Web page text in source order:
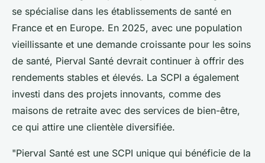
se spécialise dans les établissements de santé en
France et en Europe. En 2025, avec une population
vieillissante et une demande croissante pour les soins
de santé, Pierval Santé devrait continuer à offrir des
rendements stables et élevés. La SCPI a également
investi dans des projets innovants, comme des
maisons de retraite avec des services de bien-être,
ce qui attire une clientèle diversifiée.
"Pierval Santé est une SCPI unique qui bénéficie de la